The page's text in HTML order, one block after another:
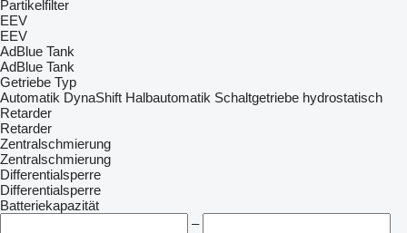
Partikelfilter
EEV
EEV
AdBlue Tank
AdBlue Tank
Getriebe Typ
Automatik DynaShift Halbautomatik Schaltgetriebe hydrostatisch
Retarder
Retarder
Zentralschmierung
Zentralschmierung
Differentialsperre
Differentialsperre
Batteriekapazität
–